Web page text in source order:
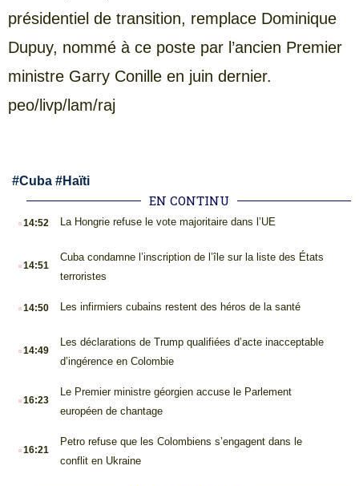
présidentiel de transition, remplace Dominique
Dupuy, nommé à ce poste par l’ancien Premier
ministre Garry Conille en juin dernier.
peo/livp/lam/raj
#Cuba #Haïti
EN CONTINU
.14:52 La Hongrie refuse le vote majoritaire dans l’UE
.14:51
Cuba condamne l’inscription de l’île sur la liste des États
terroristes
.14:50 Les infirmiers cubains restent des héros de la santé
.14:49
Les déclarations de Trump qualifiées d’acte inacceptable
d’ingérence en Colombie
.16:23
Le Premier ministre géorgien accuse le Parlement
européen de chantage
.16:21
Petro refuse que les Colombiens s’engagent dans le
conflit en Ukraine